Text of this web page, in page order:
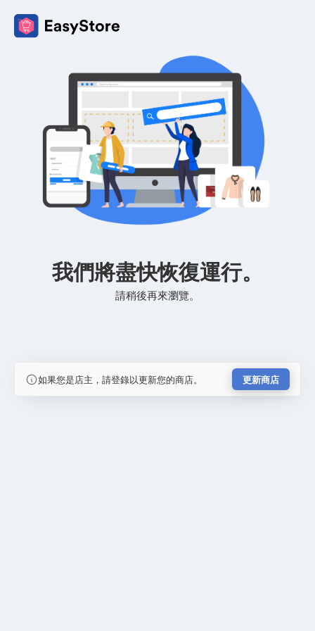
我們將盡快恢復運行。
請稍後再來瀏覽。
如果您是店主，請登錄以更新您的商店。 更新商店